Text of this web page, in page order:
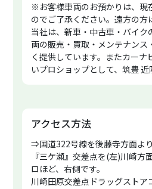
※お客様車両のお預かりは、現
のでご了承ください。遠方の方
当社は、新車・中古車・バイク
両の販売・買取・メンテナンス
く提供しています。またカーナ
いプロショップとして、筑豊
ので、ご遠慮なくお尋ねくださ
筑豊地区のレンタカーは、お気
さい。
★只今、ジムニー5ドアの試乗
ています!
お問い合わせならびにご来店を
アクセス方法
⇒国道322号線を後藤寺方面よ
『三ケ瀬』交差点を(左)川崎方
ロほど、右側です。
川崎田原交差点ドラッグストア